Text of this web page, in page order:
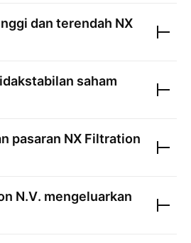
dan terendah NX
saham
pasaran NX Filtration
N.V. mengeluarkan